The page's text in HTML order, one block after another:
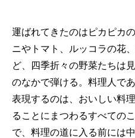
運ばれてきたのはピカピカ
ニやトマト、ルッコラの花
ど、四季折々の野菜たちは
のなかで弾ける。料理人で
表現するのは、おいしい料
ることにまつわるすべての
で、料理の道に入る前には